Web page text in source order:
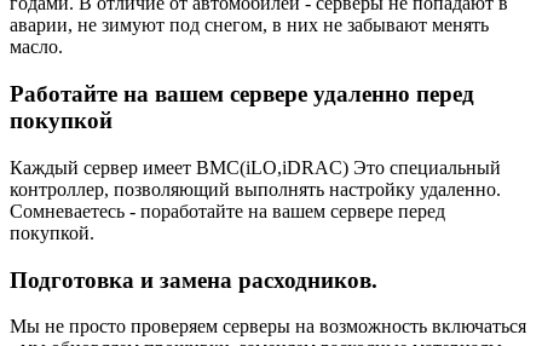
аварии, не зимуют под снегом, в них не забывают менять
масло.
Работайте на вашем сервере удаленно перед
покупкой
Каждый сервер имеет BMC(iLO,iDRAC) Это специальный
контроллер, позволяющий выполнять настройку удаленно.
Сомневаетесь - поработайте на вашем сервере перед
покупкой.
Подготовка и замена расходников.
Мы не просто проверяем серверы на возможность включаться